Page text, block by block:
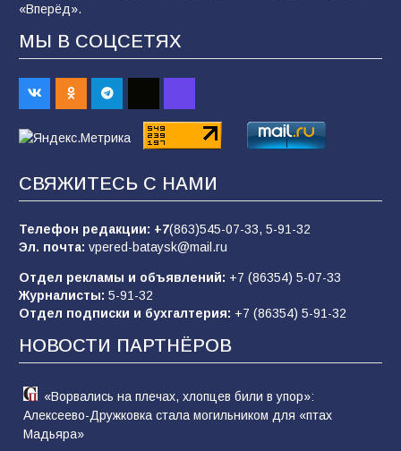
«Пургу нести — не поля переходить»: почему
заявления о мобилизации — это
пропагандистский вброс
заявления Киева о мобилизации — это
отчаяние, а не разведка
80 02.08.2026
Батайчане привезли 20 наград с областных
соревнований
78 06.08.2026
«Вперёд».
МЫ В СОЦСЕТЯХ
СВЯЖИТЕСЬ С НАМИ
Телефон редакции: +7(863)545-07-33, 5-91-32
Эл. почта: vpered-bataysk@mail.ru
Отдел рекламы и объявлений: +7 (86354) 5-07-33
Журналисты: 5-91-32
Отдел подписки и бухгалтерия: +7 (86354) 5-91-32
НОВОСТИ ПАРТНЁРОВ
«Ворвались на плечах, хлопцев били в упор»:
Алексеево-Дружковка стала могильником для «птах
Мадьяра»